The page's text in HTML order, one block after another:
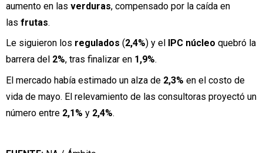
aumento en las verduras, compensado por la caída en
las frutas.
Le siguieron los regulados (2,4%) y el IPC núcleo quebró la
barrera del 2%, tras finalizar en 1,9%.
El mercado había estimado un alza de 2,3% en el costo de
vida de mayo. El relevamiento de las consultoras proyectó un
número entre 2,1% y 2,4%.